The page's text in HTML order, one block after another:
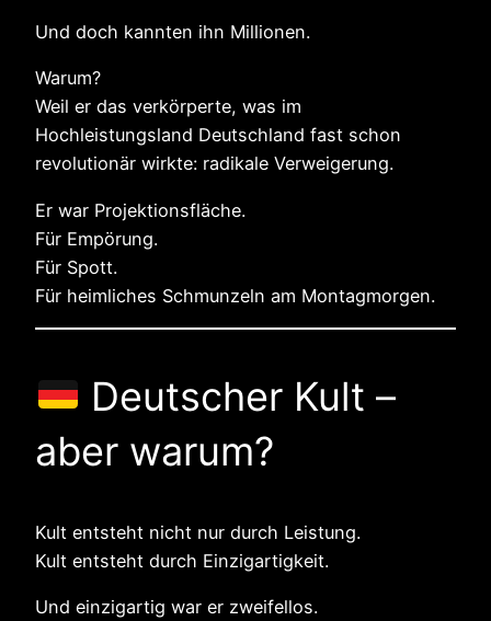
Und doch kannten ihn Millionen.
Warum?
Weil er das verkörperte, was im
Hochleistungsland Deutschland fast schon
revolutionär wirkte: radikale Verweigerung.
Er war Projektionsfläche.
Für Empörung.
Für Spott.
Für heimliches Schmunzeln am Montagmorgen.
Deutscher Kult –
aber warum?
Kult entsteht nicht nur durch Leistung.
Kult entsteht durch Einzigartigkeit.
Und einzigartig war er zweifellos.